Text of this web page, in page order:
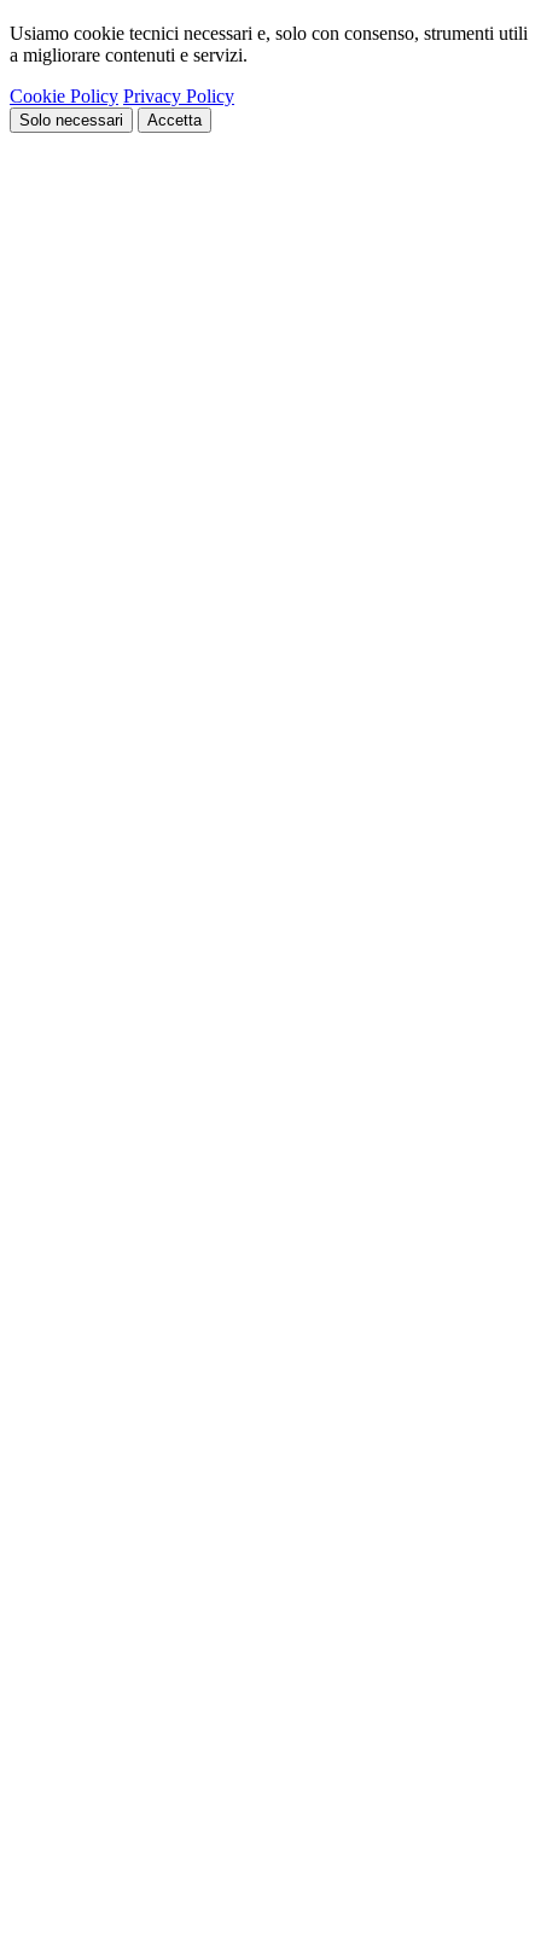
Usiamo cookie tecnici necessari e, solo con consenso, strumenti utili
a migliorare contenuti e servizi.
Cookie Policy Privacy Policy
Solo necessari Accetta